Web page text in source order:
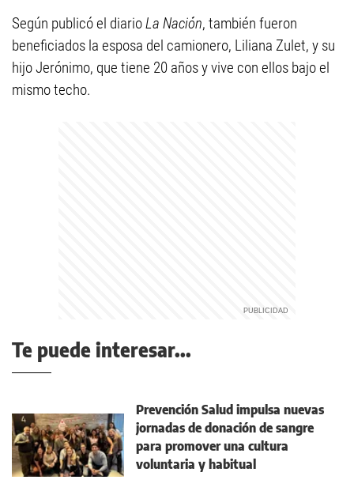
Según publicó el diarioLa Nación, también fueron
beneficiados la esposa del camionero, Liliana Zulet, y su
hijo Jerónimo, que tiene 20 años y vive con ellos bajo el
mismo techo.
Te puede interesar...
Prevención Salud impulsa nuevas
jornadas de donación de sangre
para promover una cultura
voluntaria y habitual